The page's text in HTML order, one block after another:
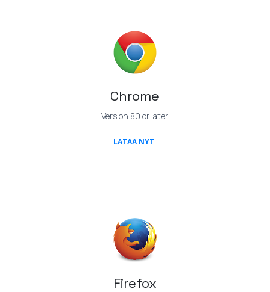
Chrome
Version 80 or later
LATAA NYT(OPENS IN A NEW TAB)
Firefox